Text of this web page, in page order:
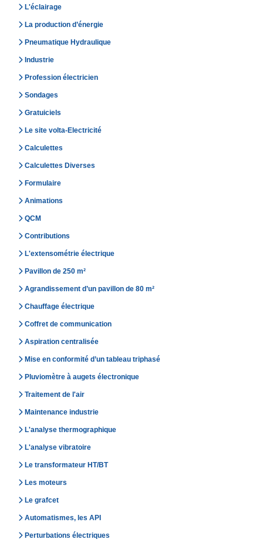
L'éclairage
La production d’énergie
Pneumatique Hydraulique
Industrie
Profession électricien
Sondages
Gratuiciels
Le site volta-Electricité
Calculettes
Calculettes Diverses
Formulaire
Animations
QCM
Contributions
L'extensométrie électrique
Pavillon de 250 m²
Agrandissement d’un pavillon de 80 m²
Chauffage électrique
Coffret de communication
Aspiration centralisée
Mise en conformité d’un tableau triphasé
Pluviomètre à augets électronique
Traitement de l'air
Maintenance industrie
L'analyse thermographique
L'analyse vibratoire
Le transformateur HT/BT
Les moteurs
Le grafcet
Automatismes, les API
Perturbations électriques